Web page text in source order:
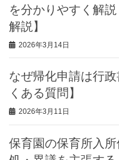
を分かりやすく解
解説】
2026年3月14日
なぜ帰化申請は行
くある質問】
2026年3月11日
保育園の保育所入